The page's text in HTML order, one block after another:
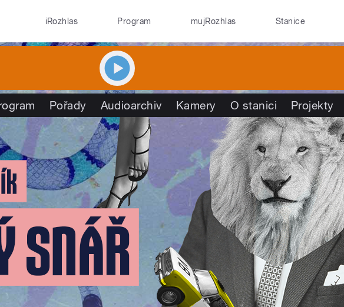
iRozhlas Program mujRozhlas Stanice
Pořady Audioarchiv Kamery O stanici Projekty